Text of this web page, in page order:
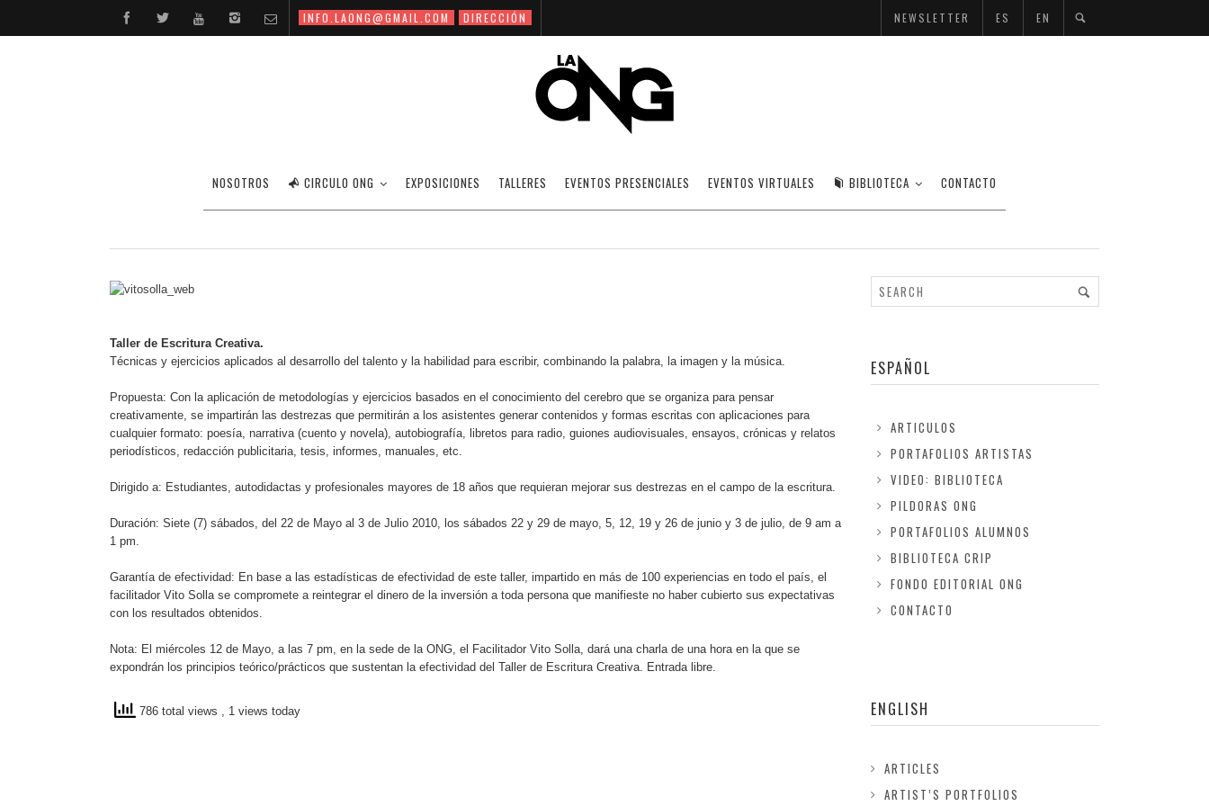
INFO.LAONG@GMAIL.COM DIRECCIÓN NEWSLETTER ES EN
NOSOTROS CIRCULO ONG EXPOSICIONES TALLERES EVENTOS PRESENCIALES EVENTOS VIRTUALES BIBLIOTECA CONTACTO
TALLER DE ESCRITURA CREATIVA
03/05/2010 NOTICIAS · SIN CATEGORÍA OFF
Taller de Escritura Creativa.
Técnicas y ejercicios aplicados al desarrollo del talento y la habilidad para escribir, combinando la palabra, la imagen y la música.
Propuesta: Con la aplicación de metodologías y ejercicios basados en el conocimiento del cerebro que se organiza para pensar
creativamente, se impartirán las destrezas que permitirán a los asistentes generar contenidos y formas escritas con aplicaciones para
cualquier formato: poesía, narrativa (cuento y novela), autobiografía, libretos para radio, guiones audiovisuales, ensayos, crónicas y relatos
periodísticos, redacción publicitaria, tesis, informes, manuales, etc.
Dirigido a: Estudiantes, autodidactas y profesionales mayores de 18 años que requieran mejorar sus destrezas en el campo de la escritura.
Duración: Siete (7) sábados, del 22 de Mayo al 3 de Julio 2010, los sábados 22 y 29 de mayo, 5, 12, 19 y 26 de junio y 3 de julio, de 9 am a
1 pm.
Garantía de efectividad: En base a las estadísticas de efectividad de este taller, impartido en más de 100 experiencias en todo el país, el
facilitador Vito Solla se compromete a reintegrar el dinero de la inversión a toda persona que manifieste no haber cubierto sus expectativas
con los resultados obtenidos.
Nota: El miércoles 12 de Mayo, a las 7 pm, en la sede de la ONG, el Facilitador Vito Solla, dará una charla de una hora en la que se
expondrán los principios teórico/prácticos que sustentan la efectividad del Taller de Escritura Creativa. Entrada libre.
786 total views , 1 views today
ESPAÑOL
ARTICULOS
PORTAFOLIOS ARTISTAS
VIDEO: BIBLIOTECA
PILDORAS ONG
PORTAFOLIOS ALUMNOS
BIBLIOTECA CRIP
FONDO EDITORIAL ONG
CONTACTO
ENGLISH
ARTICLES
ARTIST’S PORTFOLIOS